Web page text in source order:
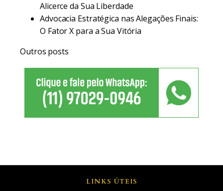
Alicerce da Sua Liberdade
Advocacia Estratégica nas Alegações Finais:
O Fator X para a Sua Vitória
Outros posts
LINKS ÚTEIS